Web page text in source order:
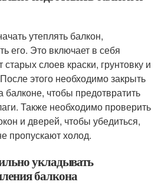
утеплять балкон,
его. Это включает в себя
старых слоев краски, грунтовку и
этого необходимо закрыть
чтобы предотвратить
Также необходимо проверить
и дверей, чтобы убедиться,
пропускают холод.
укладывать
балкона